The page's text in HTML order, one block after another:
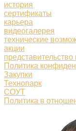
история
сертификаты
карьера
видеогалерея
технические
акции
Политика
Закупки
Технопарк
СОУТ
Политика в